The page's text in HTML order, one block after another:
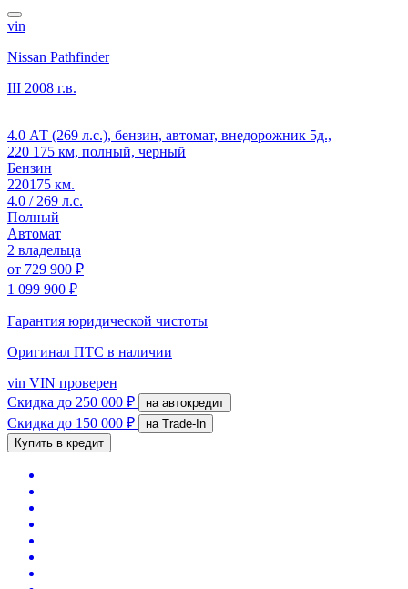
vin
Nissan Pathfinder
III 2008 г.в.
4.0 АТ (269 л.с.), бензин, автомат, внедорожник 5д.,
220 175 км, полный, черный
Бензин
220175 км.
4.0 / 269 л.с.
Полный
Автомат
2 владельца
от 729 900 ₽
1 099 900 ₽
Гарантия юридической чистоты
Оригинал ПТС в наличии
vin VIN проверен
Скидка до 250 000 ₽ на автокредит
Скидка до 150 000 ₽
на Trade-In
Купить в кредит